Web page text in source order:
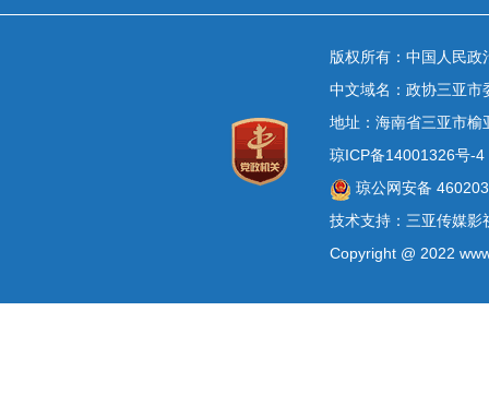
版权所有：中国人民
中文域名：政协三亚市
地址：海南省三亚市榆
琼ICP备14001326号-4
琼公网安备
技术支持：三亚传媒影
Copyright @ 2022